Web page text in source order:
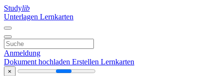
Studylib
Unterlagen Lernkarten
Anmeldung
Dokument hochladen Erstellen Lernkarten
×